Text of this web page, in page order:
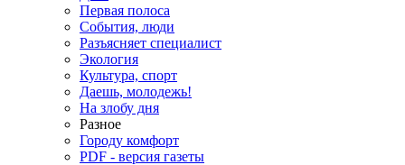
Первая полоса
События, люди
Разъясняет специалист
Экология
Культура, спорт
Даешь, молодежь!
На злобу дня
Разное
Городу комфорт
PDF - версия газеты